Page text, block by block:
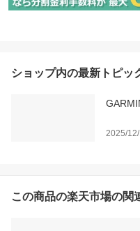
ショップ内の最新トピッ
2025/
この商品の楽天市場の関